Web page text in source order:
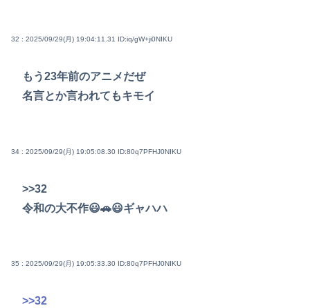
32 : 2025/09/29(月) 19:04:11.31 ID:iq/gW+ji0NIKU
もう23年前のアニメだぜ
名言とか言われてもキモイ
34 : 2025/09/29(月) 19:05:08.30 ID:80q7PFHJ0NIKU
>>32
令和の大不作😃🚗😃ギャハハ
35 : 2025/09/29(月) 19:05:33.30 ID:80q7PFHJ0NIKU
>>32